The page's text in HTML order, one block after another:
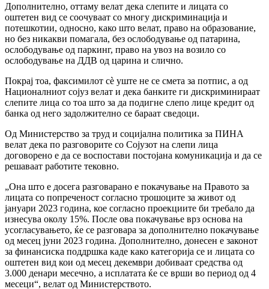
Дополнително, оттаму велат дека слепите и лицата со
оштетен вид се соочуваат со многу дискриминација и
потешкотии, односно, како што велат, право на образование,
но без никакви помагала, без ослободување од патарина,
ослободување од паркинг, право на увоз на возило со
ослободување на ДДВ од царина и слично.
Покрај тоа, факсимилот сѐ уште не се смета за потпис, а од
Националниот сојуз велат и дека банките ги дискриминираат
слепите лица со тоа што за да подигне слепо лице кредит од
банка од него задолжително се бараат сведоци.
Од Министерство за труд и социјална политика за ПИНА
велат дека по разговорите со Сојузот на слепи лица
договорено е да се воспостави постојана комуникација и да се
решаваат работите тековно.
„Она што е досега разговарано е покачување на Правото за
лицата со попреченост согласно трошоците за живот од
јануари 2023 година, кое согласно проекциите би требало да
изнесува околу 15%. После ова покачување врз основа на
усогласувањето, ќе се разговара за дополнително покачување
од месец јуни 2023 година. Дополнително, донесен е законот
за финансиска поддршка каде како категорија се и лицата со
оштетен вид кои од месец декември добиваат средства од
3.000 денари месечно, а исплатата ќе се врши во период од 4
месеци“, велат од Министерството.